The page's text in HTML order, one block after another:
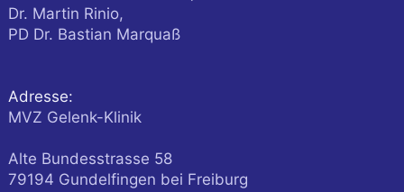
Dr. Martin Rinio,
PD Dr. Bastian Marquaß
Adresse:
MVZ Gelenk-Klinik
Alte Bundesstrasse 58
79194 Gundelfingen bei Freiburg